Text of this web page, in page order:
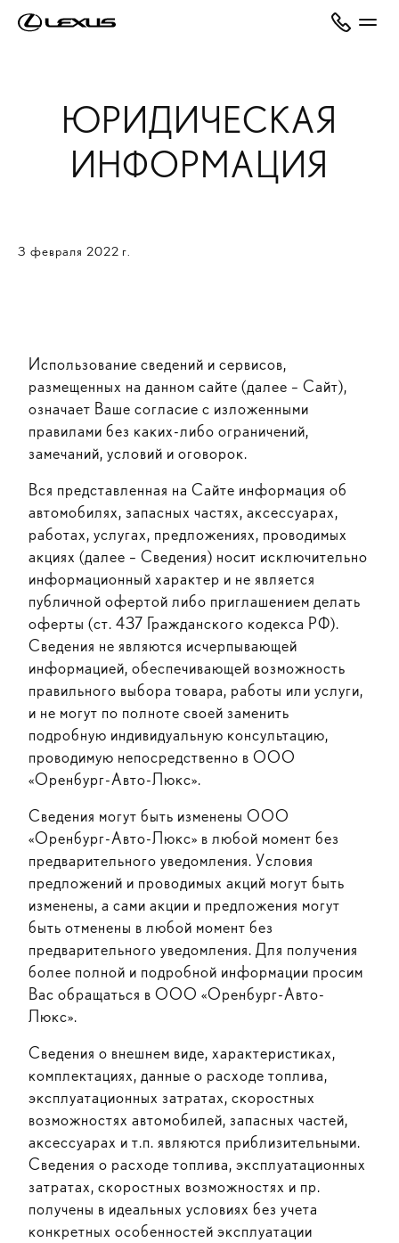
ЮРИДИЧЕСКАЯ
ИНФОРМАЦИЯ
3 февраля 2022 г.
Использование сведений и сервисов,
размещенных на данном сайте (далее – Сайт),
означает Ваше согласие с изложенными
правилами без каких-либо ограничений,
замечаний, условий и оговорок.
Вся представленная на Сайте информация об
автомобилях, запасных частях, аксессуарах,
работах, услугах, предложениях, проводимых
акциях (далее – Сведения) носит исключительно
информационный характер и не является
публичной офертой либо приглашением делать
оферты (ст. 437 Гражданского кодекса РФ).
Сведения не являются исчерпывающей
информацией, обеспечивающей возможность
правильного выбора товара, работы или услуги,
и не могут по полноте своей заменить
подробную индивидуальную консультацию,
проводимую непосредственно в ООО
«Оренбург-Авто-Люкс».
Сведения могут быть изменены ООО
«Оренбург-Авто-Люкс» в любой момент без
предварительного уведомления. Условия
предложений и проводимых акций могут быть
изменены, а сами акции и предложения могут
быть отменены в любой момент без
предварительного уведомления. Для получения
более полной и подробной информации просим
Вас обращаться в ООО «Оренбург-Авто-
Люкс».
Сведения о внешнем виде, характеристиках,
комплектациях, данные о расходе топлива,
эксплуатационных затратах, скоростных
возможностях автомобилей, запасных частей,
аксессуарах и т.п. являются приблизительными.
Сведения о расходе топлива, эксплуатационных
затратах, скоростных возможностях и пр.
получены в идеальных условиях без учета
конкретных особенностей эксплуатации